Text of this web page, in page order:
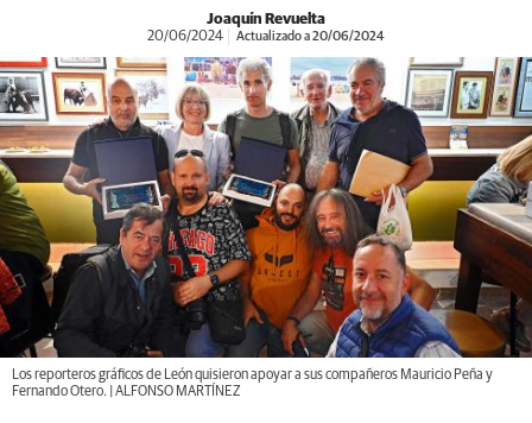
Joaquín Revuelta
20/06/2024 Actualizado a 20/06/2024
Los reporteros gráficos de León quisieron apoyar a sus compañeros Mauricio Peña y
Fernando Otero. | ALFONSO MARTÍNEZ